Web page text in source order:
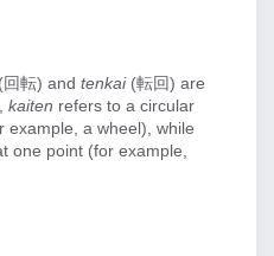
(回転) and tenkai(転回) are
kaiten refers to a circular
example, a wheel), while
one point (for example,